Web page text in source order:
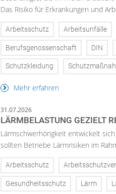
Das Risiko für Erkrankungen und
Arbeitsschutz Arbeitsunfälle
Berufsgenossenschaft DIN
Schutzkleidung
Mehr erfahren
31.07.2026
LÄRMBELASTUNG GEZIELT
Lärmschwerhörigkeit entwickelt
sollten Betriebe Lärmrisiken im
Arbeitsschutz
Gesundheitsschutz Lärm